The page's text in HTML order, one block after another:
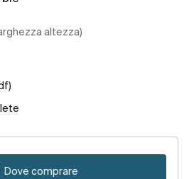
altezza)
Dove comprare